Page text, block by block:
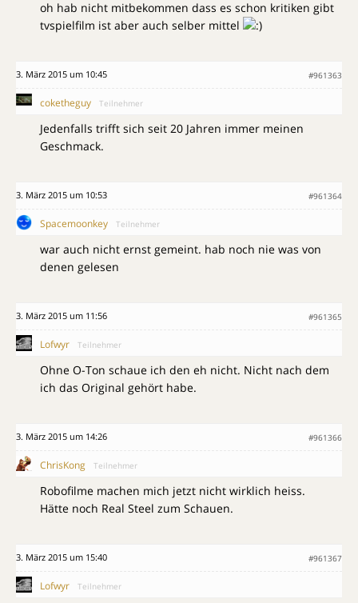
oh hab nicht mitbekommen dass es schon kritiken gibt
tvspielfilm ist aber auch selber mittel
3. März 2015 um 10:45 #961363
coketheguy Teilnehmer
Jedenfalls trifft sich seit 20 Jahren immer meinen
Geschmack.
3. März 2015 um 10:53 #961364
Spacemoonkey Teilnehmer
war auch nicht ernst gemeint. hab noch nie was von
denen gelesen
3. März 2015 um 11:56 #961365
Lofwyr Teilnehmer
Ohne O-Ton schaue ich den eh nicht. Nicht nach dem
ich das Original gehört habe.
3. März 2015 um 14:26 #961366
ChrisKong Teilnehmer
Robofilme machen mich jetzt nicht wirklich heiss.
Hätte noch Real Steel zum Schauen.
3. März 2015 um 15:40 #961367
Lofwyr Teilnehmer